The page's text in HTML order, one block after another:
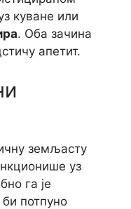
куване или
. Оба зачина
апетит.
земљасту
уз
га је
потпуно